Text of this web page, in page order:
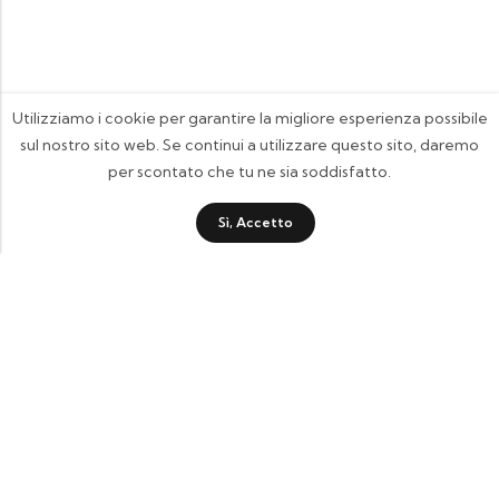
Utilizziamo i cookie per garantire la migliore esperienza possibile
sul nostro sito web. Se continui a utilizzare questo sito, daremo
per scontato che tu ne sia soddisfatto.
Sì, Accetto